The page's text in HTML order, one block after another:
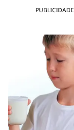
PUBLICIDADE